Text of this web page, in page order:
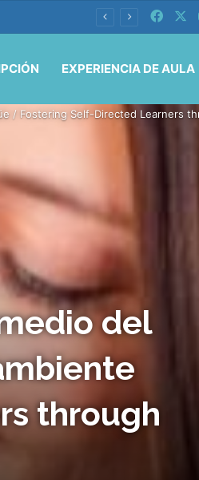
EXPERIENCIA DE AULA
/ Fostering Self-Directed Learners
del
through